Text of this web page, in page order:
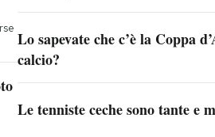
Lo sapevate che c’è la Coppa
calcio?
Le tenniste ceche sono tante e